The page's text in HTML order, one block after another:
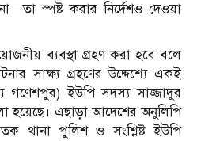
স্পষ্ট করার নির্দেশও দেওয়া
ব্যবস্থা গ্রহণ করা হবে বলে
সাক্ষ্য গ্রহণের উদ্দেশ্যে একই
গণেশপুর) ইউপি সদস্য সাজ্জাদুর
হয়েছে। এছাড়া আদেশের অনুলিপি
থানা পুলিশ ও সংশ্লিষ্ট ইউপি